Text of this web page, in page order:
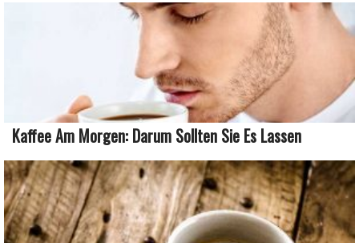
Kaffee Am Morgen: Darum Sollten Sie Es Lassen